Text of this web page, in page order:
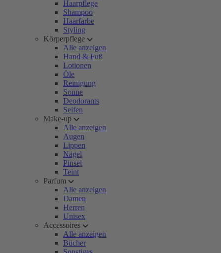
Haarpflege
Shampoo
Haarfarbe
Styling
Körperpflege
Alle anzeigen
Hand & Fuß
Lotionen
Öle
Reinigung
Sonne
Deodorants
Seifen
Make-up
Alle anzeigen
Augen
Lippen
Nägel
Pinsel
Teint
Parfum
Alle anzeigen
Damen
Herren
Unisex
Accessoires
Alle anzeigen
Bücher